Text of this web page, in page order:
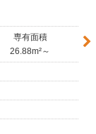
専有面積
26.88m²～